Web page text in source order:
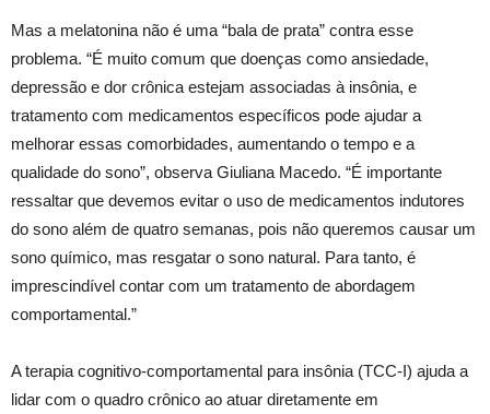
Mas a melatonina não é uma “bala de prata” contra esse
problema. “É muito comum que doenças como ansiedade,
depressão e dor crônica estejam associadas à insônia, e
tratamento com medicamentos específicos pode ajudar a
melhorar essas comorbidades, aumentando o tempo e a
qualidade do sono”, observa Giuliana Macedo. “É importante
ressaltar que devemos evitar o uso de medicamentos indutores
do sono além de quatro semanas, pois não queremos causar um
sono químico, mas resgatar o sono natural. Para tanto, é
imprescindível contar com um tratamento de abordagem
comportamental.”
A terapia cognitivo-comportamental para insônia (TCC-I) ajuda a
lidar com o quadro crônico ao atuar diretamente em